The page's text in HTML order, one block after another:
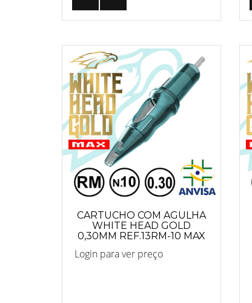
CARTUCHO COM AGULHA
WHITE HEAD GOLD
0,30MM REF.13RM-10 MAX
Login para ver preço